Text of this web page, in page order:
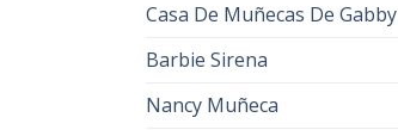
Casa De Muñecas De Gabby
Barbie Sirena
Nancy Muñeca